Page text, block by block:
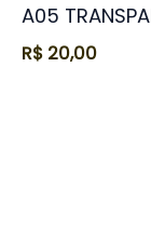
A05
R$ 20,00